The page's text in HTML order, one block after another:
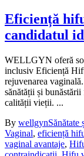
Eficiență
candidatul
WELLGYN oferă
inclusiv Eficiență
rejuvenarea
sănătății și
calității vieții. ...
By wellgynSănătate
Vaginal, eficiență
vaginal avantaje,